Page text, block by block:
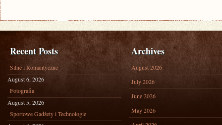
Recent Posts
Silne i Romantyczne
August 6, 2026
Fotografia
August 5, 2026
Sportowe Gadżety i Technologie
Archives
August 2026
July 2026
June 2026
May 2026